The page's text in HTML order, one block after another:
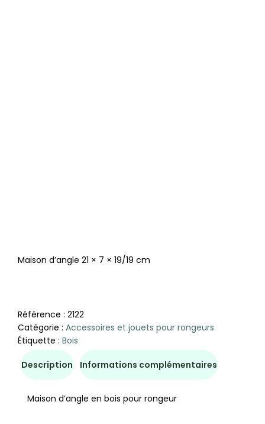
Maison d’angle 21 × 7 × 19/19 cm
Référence : 2122
Catégorie : Accessoires et jouets pour rongeurs
Étiquette : Bois
Description Informations complémentaires
Maison d’angle en bois pour rongeur